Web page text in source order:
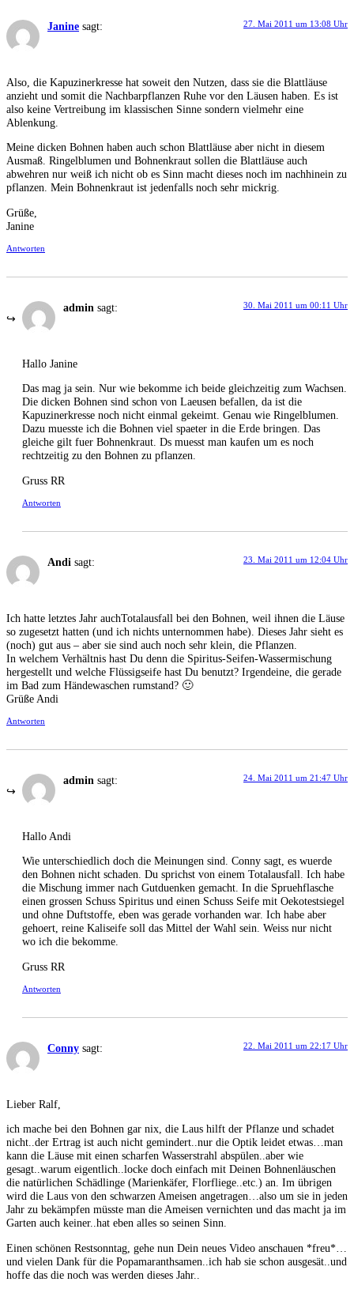
Janine sagt: 27. Mai 2011 um 13:08 Uhr
Also, die Kapuzinerkresse hat soweit den Nutzen, dass sie die Blattläuse
anzieht und somit die Nachbarpflanzen Ruhe vor den Läusen haben. Es ist
also keine Vertreibung im klassischen Sinne sondern vielmehr eine
Ablenkung.
Meine dicken Bohnen haben auch schon Blattläuse aber nicht in diesem
Ausmaß. Ringelblumen und Bohnenkraut sollen die Blattläuse auch
abwehren nur weiß ich nicht ob es Sinn macht dieses noch im nachhinein zu
pflanzen. Mein Bohnenkraut ist jedenfalls noch sehr mickrig.
Grüße,
Janine
Antworten
admin sagt: 30. Mai 2011 um 00:11 Uhr
Hallo Janine
Das mag ja sein. Nur wie bekomme ich beide gleichzeitig zum Wachsen.
Die dicken Bohnen sind schon von Laeusen befallen, da ist die
Kapuzinerkresse noch nicht einmal gekeimt. Genau wie Ringelblumen.
Dazu muesste ich die Bohnen viel spaeter in die Erde bringen. Das
gleiche gilt fuer Bohnenkraut. Ds muesst man kaufen um es noch
rechtzeitig zu den Bohnen zu pflanzen.
Gruss RR
Antworten
Andi sagt: 23. Mai 2011 um 12:04 Uhr
Ich hatte letztes Jahr auchTotalausfall bei den Bohnen, weil ihnen die Läuse
so zugesetzt hatten (und ich nichts unternommen habe). Dieses Jahr sieht es
(noch) gut aus – aber sie sind auch noch sehr klein, die Pflanzen.
In welchem Verhältnis hast Du denn die Spiritus-Seifen-Wassermischung
hergestellt und welche Flüssigseife hast Du benutzt? Irgendeine, die gerade
im Bad zum Händewaschen rumstand? 🙂
Grüße Andi
Antworten
admin sagt: 24. Mai 2011 um 21:47 Uhr
Hallo Andi
Wie unterschiedlich doch die Meinungen sind. Conny sagt, es wuerde
den Bohnen nicht schaden. Du sprichst von einem Totalausfall. Ich habe
die Mischung immer nach Gutduenken gemacht. In die Spruehflasche
einen grossen Schuss Spiritus und einen Schuss Seife mit Oekotestsiegel
und ohne Duftstoffe, eben was gerade vorhanden war. Ich habe aber
gehoert, reine Kaliseife soll das Mittel der Wahl sein. Weiss nur nicht
wo ich die bekomme.
Gruss RR
Antworten
Conny sagt: 22. Mai 2011 um 22:17 Uhr
Lieber Ralf,
ich mache bei den Bohnen gar nix, die Laus hilft der Pflanze und schadet
nicht..der Ertrag ist auch nicht gemindert..nur die Optik leidet etwas…man
kann die Läuse mit einen scharfen Wasserstrahl abspülen..aber wie
gesagt..warum eigentlich..locke doch einfach mit Deinen Bohnenläuschen
die natürlichen Schädlinge (Marienkäfer, Florfliege..etc.) an. Im übrigen
wird die Laus von den schwarzen Ameisen angetragen…also um sie in jeden
Jahr zu bekämpfen müsste man die Ameisen vernichten und das macht ja im
Garten auch keiner..hat eben alles so seinen Sinn.
Einen schönen Restsonntag, gehe nun Dein neues Video anschauen *freu*…
und vielen Dank für die Popamaranthsamen..ich hab sie schon ausgesät..und
hoffe das die noch was werden dieses Jahr..